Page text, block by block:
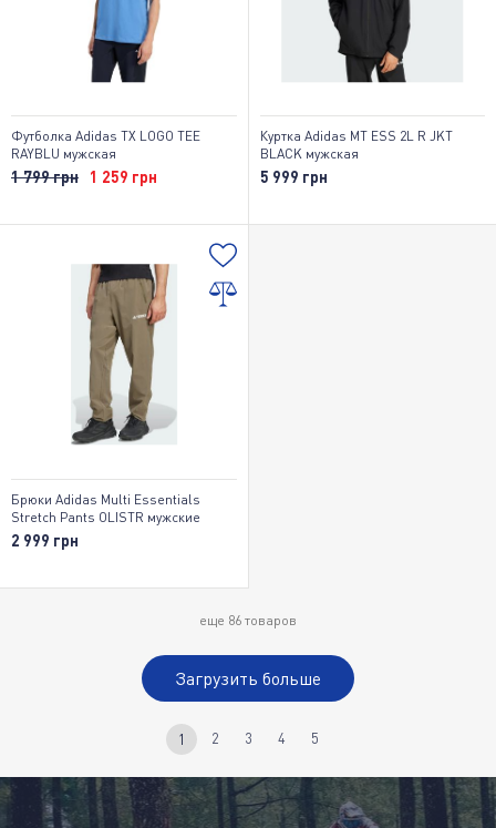
Футболка Adidas TX LOGO TEE
RAYBLU мужская
1 799 грн 1 259 грн
Куртка Adidas MT ESS 2L R JKT
BLACK мужская
5 999 грн
Брюки Adidas Multi Essentials
Stretch Pants OLISTR мужские
2 999 грн
еще 86 товаров
Загрузить больше
1 2 3 4 5